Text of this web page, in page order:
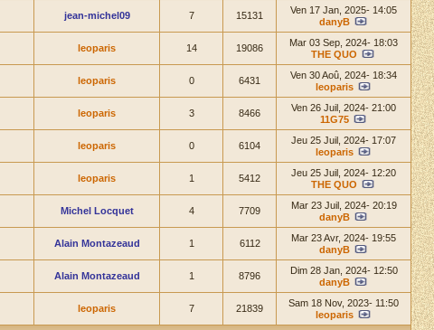
jean-michel09 7 15131
Ven 17 Jan, 2025- 14:05
danyB
leoparis 14 19086
Mar 03 Sep, 2024- 18:03
THE QUO
leoparis 0 6431
Ven 30 Aoû, 2024- 18:34
leoparis
leoparis 3 8466
Ven 26 Juil, 2024- 21:00
11G75
leoparis 0 6104
Jeu 25 Juil, 2024- 17:07
leoparis
leoparis 1 5412
Jeu 25 Juil, 2024- 12:20
THE QUO
Michel Locquet 4 7709
Mar 23 Juil, 2024- 20:19
danyB
Alain Montazeaud 1 6112
Mar 23 Avr, 2024- 19:55
danyB
Alain Montazeaud 1 8796
Dim 28 Jan, 2024- 12:50
danyB
leoparis 7 21839
Sam 18 Nov, 2023- 11:50
leoparis